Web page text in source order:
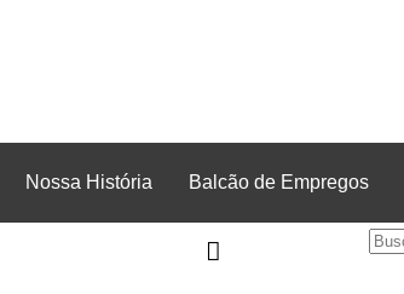
Nossa História Balcão de Empregos